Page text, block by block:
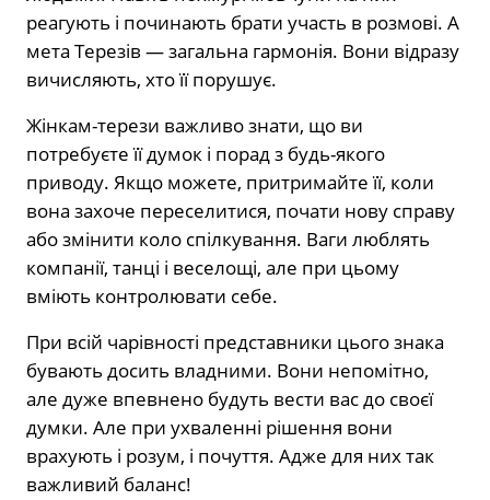
реагують і починають брати участь в розмові. А
мета Терезів — загальна гармонія. Вони відразу
вичисляють, хто її порушує.
Жінкам-терези важливо знати, що ви
потребуєте її думок і порад з будь-якого
приводу. Якщо можете, притримайте її, коли
вона захоче переселитися, почати нову справу
або змінити коло спілкування. Ваги люблять
компанії, танці і веселощі, але при цьому
вміють контролювати себе.
При всій чарівності представники цього знака
бувають досить владними. Вони непомітно,
але дуже впевнено будуть вести вас до своєї
думки. Але при ухваленні рішення вони
врахують і розум, і почуття. Адже для них так
важливий баланс!